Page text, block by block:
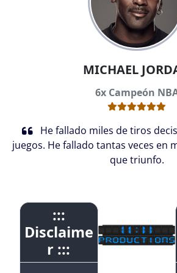
MICHAEL
6x Campeón
He fallado miles de tiros
juegos. He fallado tantas veces en
que triunfo.
:::
Disclaime
r :::